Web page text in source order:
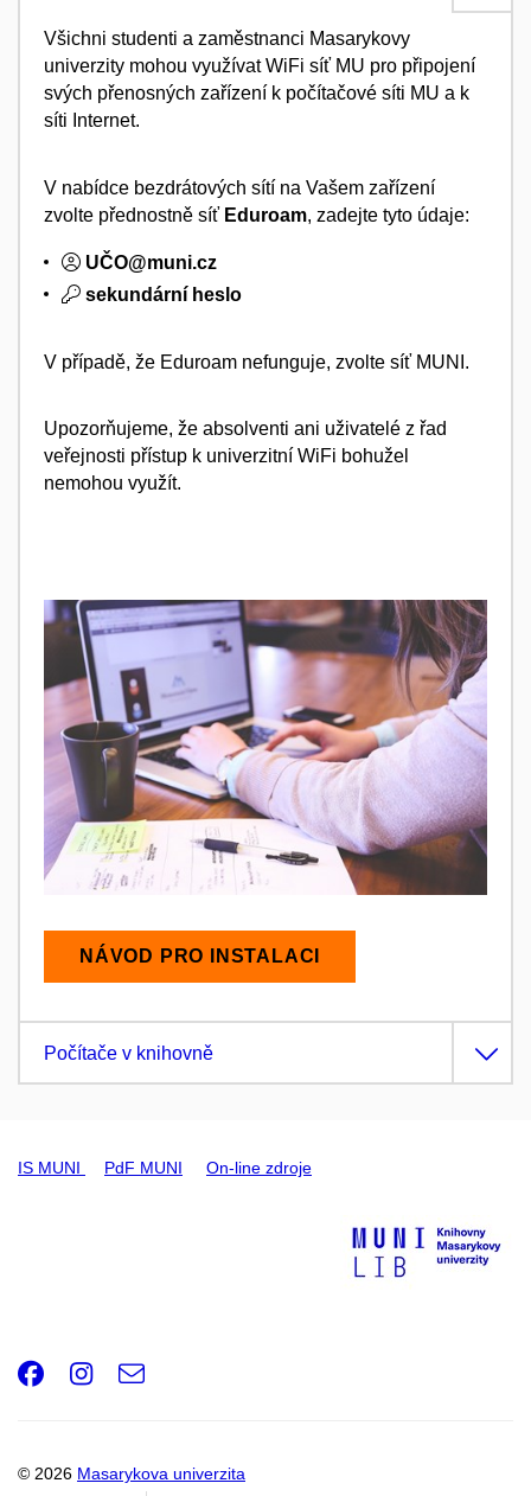
Všichni studenti a zaměstnanci Masarykovy
univerzity mohou využívat WiFi síť MU pro připojení
svých přenosných zařízení k počítačové síti MU a k
síti Internet.
V nabídce bezdrátových sítí na Vašem zařízení
zvolte přednostně síť Eduroam, zadejte tyto údaje:
UČO@muni.cz
sekundární heslo
V případě, že Eduroam nefunguje, zvolte síť MUNI.
Upozorňujeme, že absolventi ani uživatelé z řad
veřejnosti přístup k univerzitní WiFi bohužel
nemohou využít.
NÁVOD PRO INSTALACI
Počítače v knihovně
IS MUNI PdF MUNI On-line zdroje
© 2026 Masarykova univerzita
Facebook
Instagram
e-